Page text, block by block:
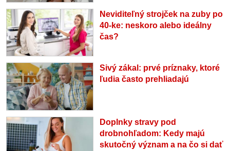
Neviditeľný strojček na zuby po
40-ke: neskoro alebo ideálny
čas?
Sivý zákal: prvé príznaky, ktoré
ľudia často prehliadajú
Doplnky stravy pod
drobnohľadom: Kedy majú
skutočný význam a na čo si dať